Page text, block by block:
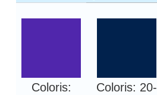
Coloris:
Coloris: 20-